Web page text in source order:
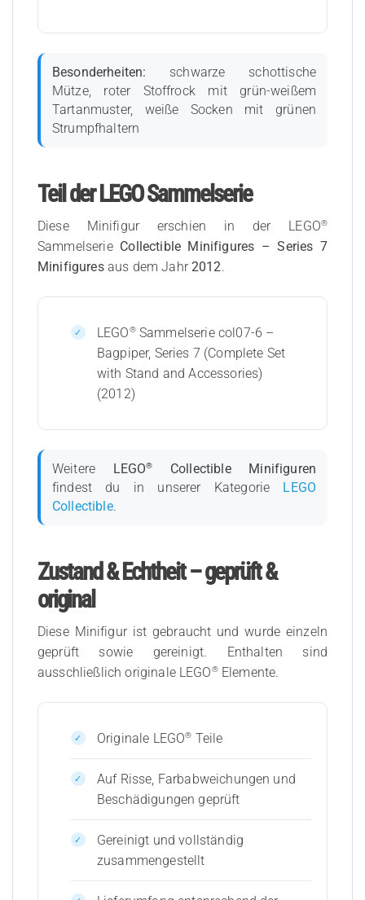
Besonderheiten: schwarze schottische
Mütze, roter Stoffrock mit grün-weißem
Tartanmuster, weiße Socken mit grünen
Strumpfhaltern
Teil der LEGO Sammelserie
Diese Minifigur erschien in der LEGO®
Sammelserie Collectible Minifigures – Series 7
Minifiguresaus dem Jahr2012.
LEGO®Sammelserie col07-6 –
Bagpiper, Series 7 (Complete Set
with Stand and Accessories)
(2012)
Weitere LEGO®
Collectible Minifiguren
findest du in unserer Kategorie LEGO
Collectible.
Zustand & Echtheit – geprüft &
original
Diese Minifigur ist gebraucht und wurde einzeln
geprüft sowie gereinigt. Enthalten sind
ausschließlich originale LEGO®Elemente.
Originale LEGO® Teile
Auf Risse, Farbabweichungen und
Beschädigungen geprüft
Gereinigt und vollständig
zusammengestellt